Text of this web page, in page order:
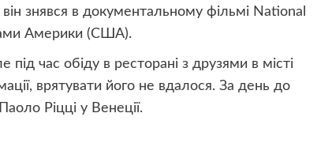
знявся в документальному фільмі National
Америки (США).
час обіду в ресторані з друзями в місті
врятувати його не вдалося. За день до
Ріцці у Венеції.